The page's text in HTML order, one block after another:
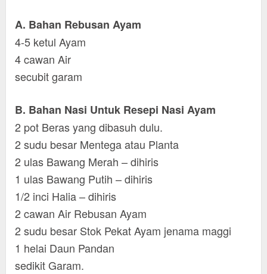
A. Bahan Rebusan Ayam
4-5 ketul Ayam
4 cawan Air
secubit garam
B. Bahan Nasi Untuk Resepi Nasi Ayam
2 pot Beras yang dibasuh dulu.
2 sudu besar Mentega atau Planta
2 ulas Bawang Merah – dihiris
1 ulas Bawang Putih – dihiris
1/2 inci Halia – dihiris
2 cawan Air Rebusan Ayam
2 sudu besar Stok Pekat Ayam jenama maggi
1 helai Daun Pandan
sedikit Garam.